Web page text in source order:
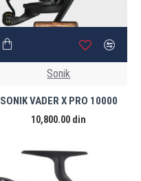
Sonik
SONIK VADER X PRO 10000
10,800.00 din